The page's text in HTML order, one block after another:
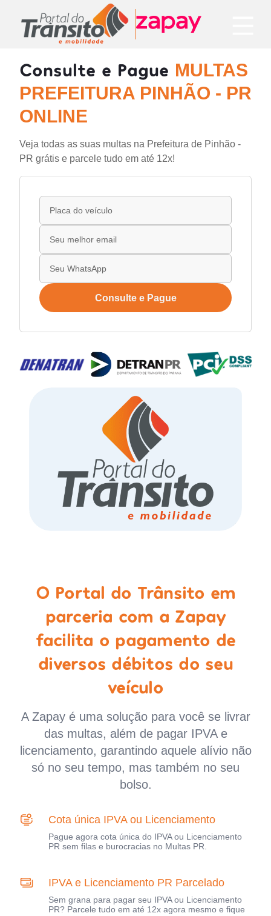
Consulte e Pague MULTAS
PREFEITURA PINHÃO - PR
ONLINE
Veja todas as suas multas na Prefeitura de Pinhão -
PR grátis e parcele tudo em até 12x!
Consulte e Pague
O Portal do Trânsito em
parceria com a Zapay
facilita o pagamento de
diversos débitos do seu
veículo
A Zapay é uma solução para você se livrar
das multas, além de pagar IPVA e
licenciamento, garantindo aquele alívio não
só no seu tempo, mas também no seu
bolso.
Cota única IPVA ou Licenciamento
Pague agora cota única do IPVA ou Licenciamento
PR sem filas e burocracias no Multas PR.
IPVA e Licenciamento PR Parcelado
Sem grana para pagar seu IPVA ou Licenciamento
PR? Parcele tudo em até 12x agora mesmo e fique